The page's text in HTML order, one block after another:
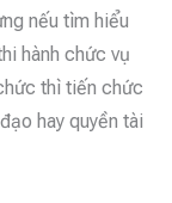
nếu tìm hiểu
hành chức vụ
thì tiến chức
hay quyền tài